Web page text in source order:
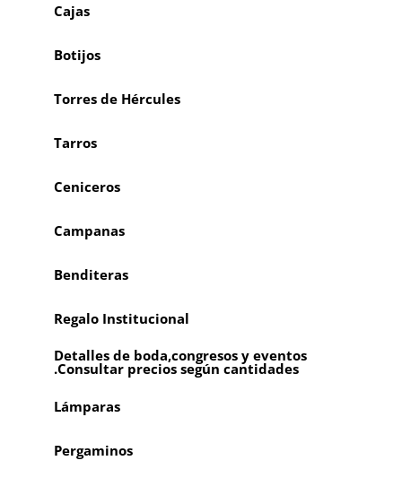
Cajas
Botijos
Torres de Hércules
Tarros
Ceniceros
Campanas
Benditeras
Regalo Institucional
Detalles de boda,congresos y eventos
.Consultar precios según cantidades
Lámparas
Pergaminos